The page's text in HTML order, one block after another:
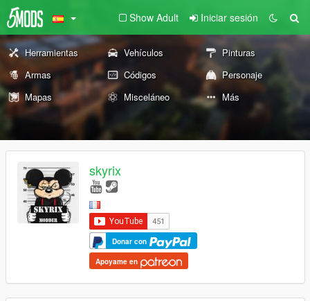
Show Adult Iniciar sesión
Herramientas Vehículos
Pinturas
Armas
Códigos
Personaje
Mapas
Misceláneo Más
skyrix
Donar con
Apoyame en